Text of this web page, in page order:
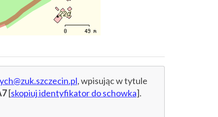
, wpisując w tytule
[skopiuj identyfikator do schowka].